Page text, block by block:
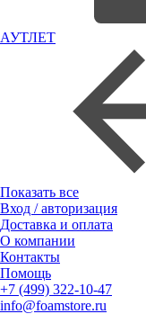
АУТЛЕТ
Показать все
Вход / авторизация
Доставка и оплата
О компании
Контакты
Помощь
+7 (499) 322-10-47
info@foamstore.ru